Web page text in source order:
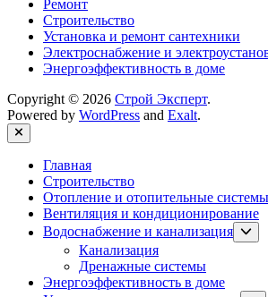
Ремонт
Строительство
Установка и ремонт сантехники
Электроснабжение и
Энергоэффективность в доме
Copyright © 2026 Строй Эксперт.
Powered by WordPress and Exalt.
Close
Главная
Строительство
Отопление и отопительные системы
Вентиляция и кондиционирование
Водоснабжение и канализация
sub
Канализация
Дренажные системы
Энергоэффективность в доме